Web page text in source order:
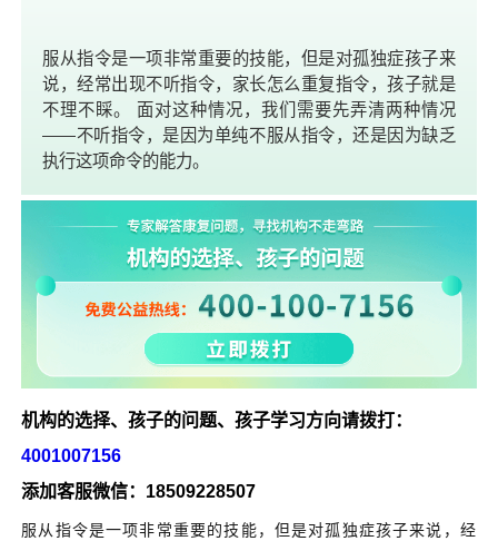
融合方法
新闻资讯 行业新闻
康复故事
上学就业
社会关注 公益活动
机构资讯
人物资讯
人物访谈 居家康复
教研交流
专家观点
人物活动
自闭症教育
工作动态
残疾人事务
媒体关注
政策福利
服从指令是一项非常重要的技能，但是对孤独症孩子来
说，经常出现不听指令，家长怎么重复指令，孩子就是
不理不睬。 面对这种情况，我们需要先弄清两种情况
——不听指令，是因为单纯不服从指令，还是因为缺乏
执行这项命令的能力。
机构的选择、孩子的问题、孩子学习方向请拨打：
4001007156
添加客服微信：18509228507
服从指令是一项非常重要的技能，但是对孤独症孩子来说，经